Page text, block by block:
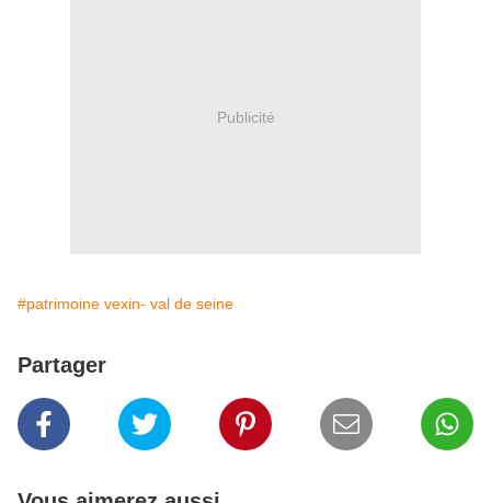
Publicité
#patrimoine vexin- val de seine
Partager